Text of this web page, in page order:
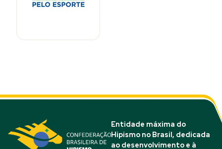
Entidade máxima do
Hipismo no Brasil, dedicada
ao desenvolvimento e à